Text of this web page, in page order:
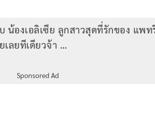
น้องเอลิเซีย ลูกสาวสุดที่รักของ แพท
ลยทีเดียวจ้า …
Sponsored Ad